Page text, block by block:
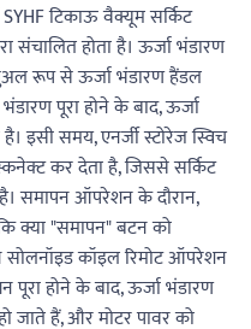
टिकाऊ वैक्यूम सर्किट
संचालित होता है। ऊर्जा भंडारण
रूप से ऊर्जा भंडारण हैंडल
पूरा होने के बाद, ऊर्जा
इसी समय, एनर्जी स्टोरेज स्विच
कर देता है, जिससे सर्किट
समापन ऑपरेशन के दौरान,
क्या "समापन" बटन को
कॉइल रिमोट ऑपरेशन
पूरा होने के बाद, ऊर्जा भंडारण
जाते हैं, और मोटर पावर को